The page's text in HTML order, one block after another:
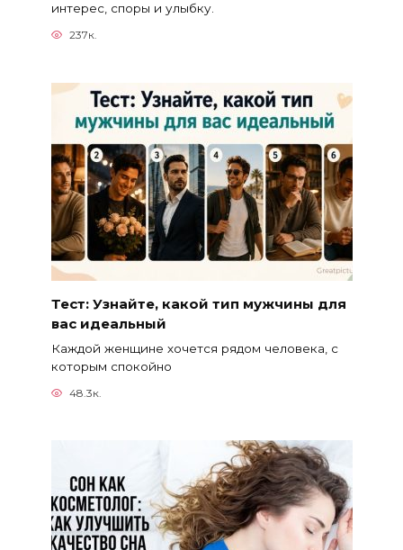
интерес, споры и улыбку.
237к.
Тест: Узнайте, какой тип мужчины для
вас идеальный
Каждой женщине хочется рядом человека, с
которым спокойно
48.3к.